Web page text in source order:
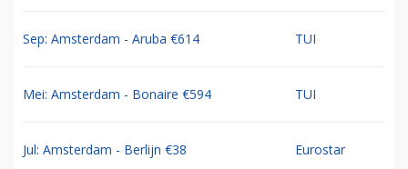
Sep: Amsterdam - Aruba €614 TUI
Mei: Amsterdam - Bonaire €594 TUI
Jul: Amsterdam - Berlijn €38 Eurostar